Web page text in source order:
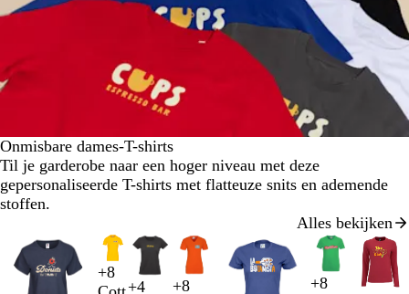
Onmisbare dames-T-shirts
Til je garderobe naar een hoger niveau met deze
gepersonaliseerde T-shirts met flatteuze snits en ademende
stoffen.
Alles bekijken
G
G
K
O
+8
+4
+8
+8
Dia's